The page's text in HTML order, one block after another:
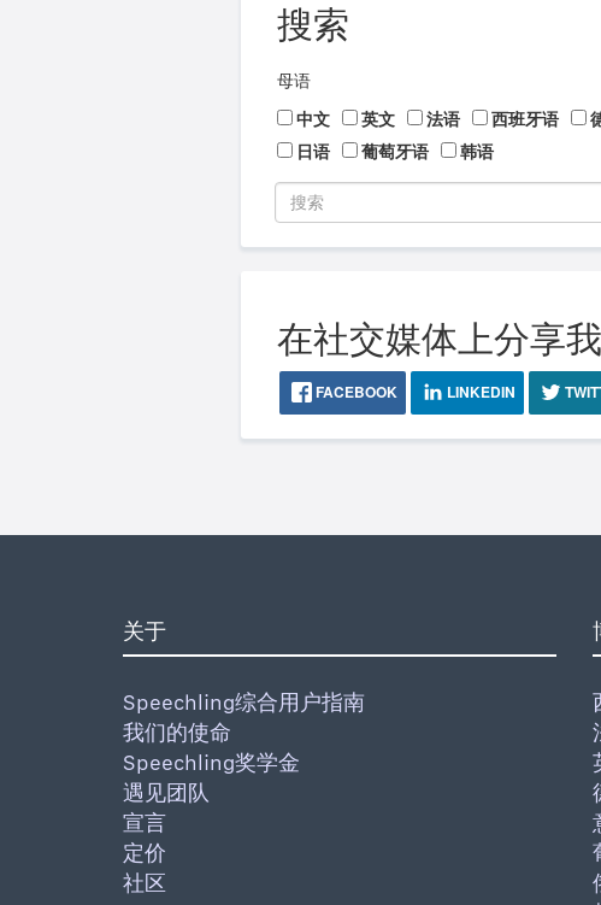
搜索
母语
中文
英文 法语 西班牙语
日语
葡萄牙语 韩语
在社交媒体上分享我
FACEBOOK LINKEDIN
关于
Speechling综合用户指南
我们的使命
Speechling奖学金
遇见团队
宣言
定价
社区